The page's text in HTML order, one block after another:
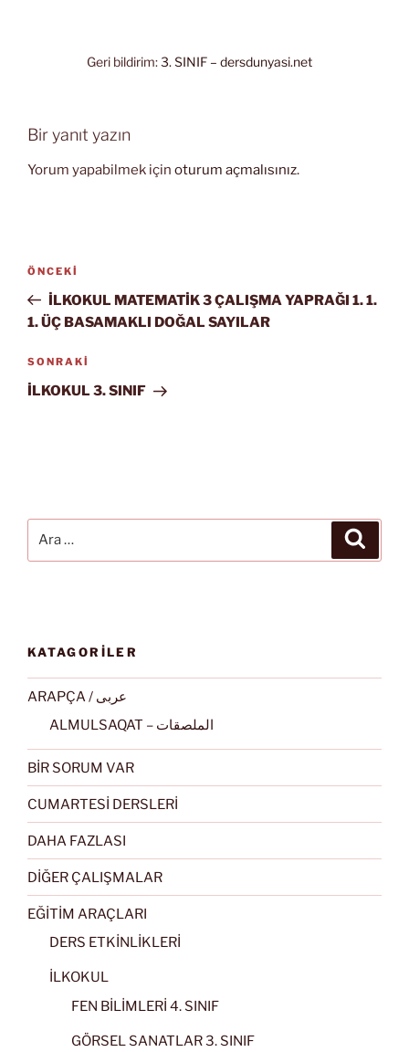
Geri bildirim:3. SINIF – dersdunyasi.net
Bir yanıt yazın
Yorum yapabilmek için oturum açmalısınız.
Yazı
gezinmesi
Önceki
Yazı
ÖNCEKI
İLKOKUL MATEMATİK 3 ÇALIŞMA YAPRAĞI 1. 1.
1. ÜÇ BASAMAKLI DOĞAL SAYILAR
Sonraki
Yazı
SONRAKI
İLKOKUL 3. SINIF
KATAGORİLER
ARAPÇA / عربى
ALMULSAQAT – الملصقات
BİR SORUM VAR
CUMARTESİ DERSLERİ
DAHA FAZLASI
DİĞER ÇALIŞMALAR
EĞİTİM ARAÇLARI
DERS ETKİNLİKLERİ
İLKOKUL
FEN BİLİMLERİ 4. SINIF
GÖRSEL SANATLAR 3. SINIF